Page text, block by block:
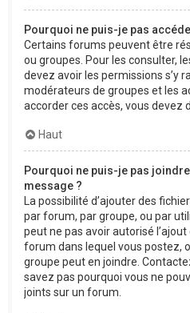
Pourquoi ne puis-je pas
Certains forums peuvent être
ou groupes. Pour les consulter,
devez avoir les permissions s’y
modérateurs de groupes et les
accorder ces accès, vous devez
Haut
Pourquoi ne puis-je pas
message ?
La possibilité d’ajouter des
par forum, par groupe, ou par
peut ne pas avoir autorisé
forum dans lequel vous postez,
groupe peut en joindre.
savez pas pourquoi vous ne
joints sur un forum.